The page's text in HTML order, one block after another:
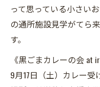
って思っている小さい
の通所施設見学がてら
す。
《黒ごまカレーの会 at
9月17日（土）カレー受